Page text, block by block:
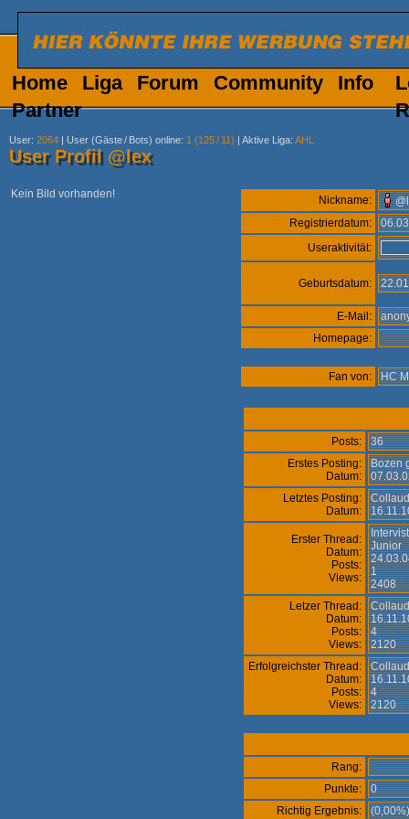
Home Liga Forum Community
Info
Partner
User: 2064 | User (Gäste/ Bots) online: 1 (125/ 11) | Aktive Liga: AHL
User Profil @lex
Kein Bild vorhanden! Nickname:
Registrierdatum:
Useraktivität:
Geburtsdatum:
E-Mail:
Homepage:
Fan von: HC
Posts:
36
Erstes Posting:
Datum:
Bozen
Letztes Posting:
Datum:
Erster Thread:
Datum:
Posts:
Views:
Junior
1
2408
Letzer Thread:
Datum:
Posts:
Views:
4
2120
Erfolgreichster Thread:
Datum:
Posts:
Views:
4
2120
Rang:
Punkte:
0
Richtig Ergebnis: